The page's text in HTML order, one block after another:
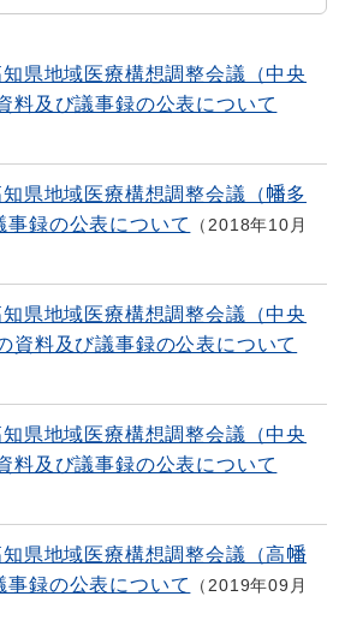
県地域医療構想調整会議（中央
料及び議事録の公表について
県地域医療構想調整会議（幡多
事録の公表について
2018年10月
県地域医療構想調整会議（中央
資料及び議事録の公表について
県地域医療構想調整会議（中央
料及び議事録の公表について
県地域医療構想調整会議（高幡
事録の公表について
2019年09月